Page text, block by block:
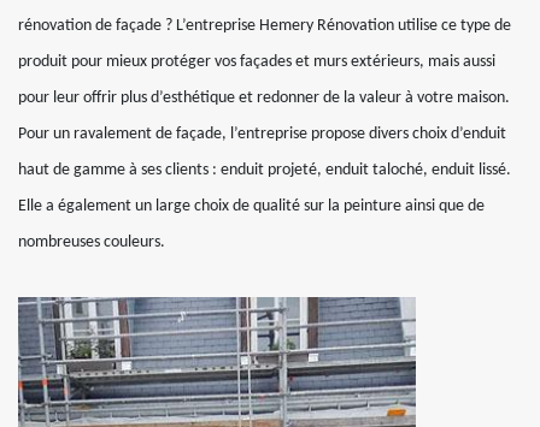
rénovation de façade ? L’entreprise Hemery Rénovation utilise ce type de
produit pour mieux protéger vos façades et murs extérieurs, mais aussi
pour leur offrir plus d’esthétique et redonner de la valeur à votre maison.
Pour un ravalement de façade, l’entreprise propose divers choix d’enduit
haut de gamme à ses clients : enduit projeté, enduit taloché, enduit lissé.
Elle a également un large choix de qualité sur la peinture ainsi que de
nombreuses couleurs.